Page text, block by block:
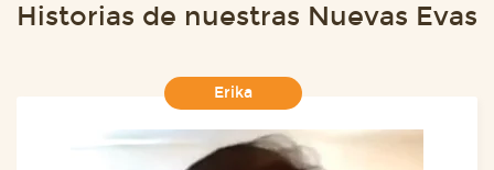
Historias de nuestras Nuevas Evas
Erika